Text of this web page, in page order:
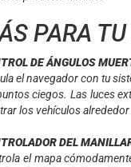
PARA
DE ÁNGULOS
el navegador con tu
ciegos. Las luces
los vehículos
DEL
el mapa